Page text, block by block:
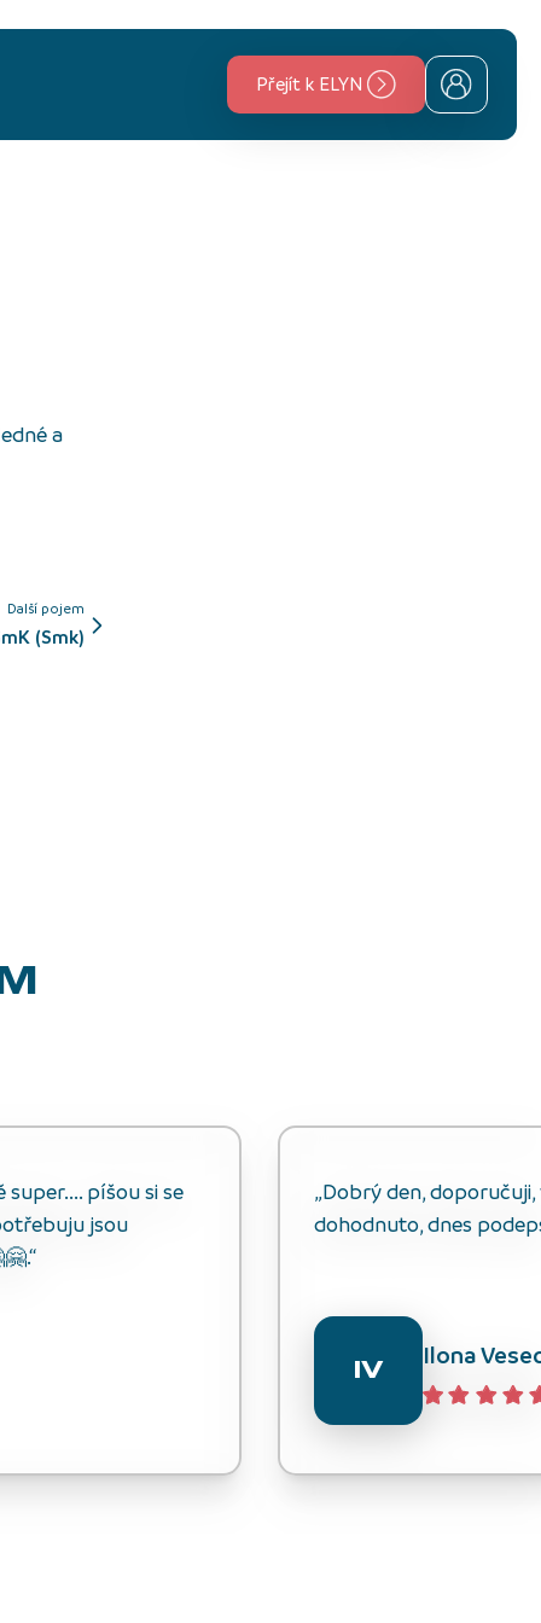
Přejít k ELYN
a
Další pojem
SmK (Smk)
píšou si se
jsou
„Dobrý den,
dohodnuto, dnes
IV Ilona